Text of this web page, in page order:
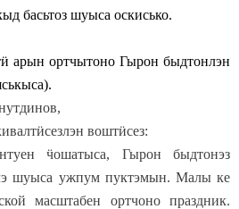
басьтоз шуыса оскисько.
ӥ арын ортчытоно Гырон быдтонлэн
ӥсезлэн воштӥсез:
ӵошатыса, Гырон быдтонэз
шуыса ужпум пуктэмын. Малы ке
масштабен ортчоно праздник.